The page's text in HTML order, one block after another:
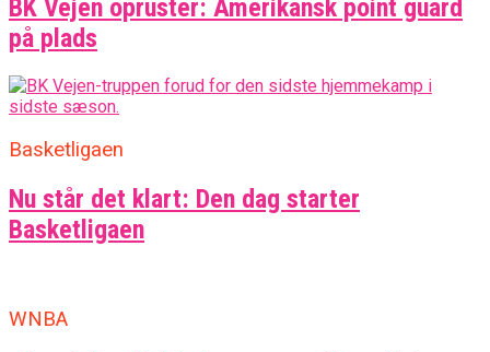
BK Vejen opruster: Amerikansk point guard
på plads
Basketligaen
Nu står det klart: Den dag starter
Basketligaen
WNBA